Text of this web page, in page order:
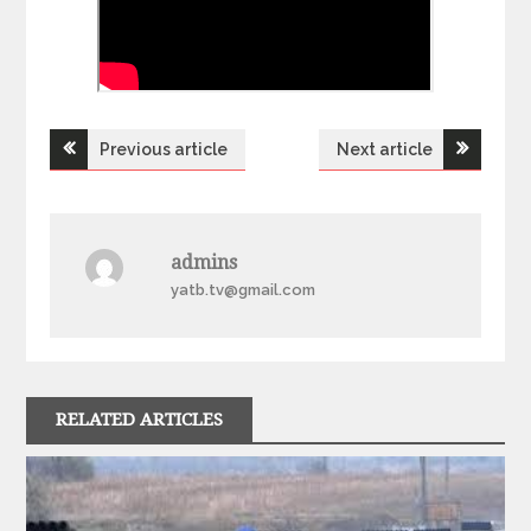
Н
г
а
ц
Previous article Next article
admins
yatb.tv@gmail.com
RELATED ARTICLES